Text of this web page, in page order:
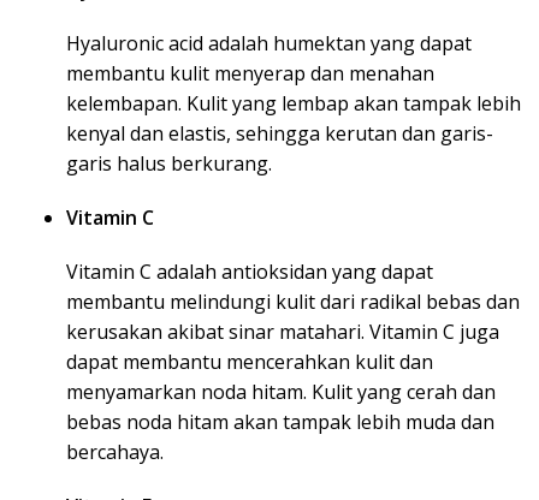
Hyaluronic acid adalah humektan yang dapat
membantu kulit menyerap dan menahan
kelembapan. Kulit yang lembap akan tampak lebih
kenyal dan elastis, sehingga kerutan dan garis-
garis halus berkurang.
Vitamin C
Vitamin C adalah antioksidan yang dapat
membantu melindungi kulit dari radikal bebas dan
kerusakan akibat sinar matahari. Vitamin C juga
dapat membantu mencerahkan kulit dan
menyamarkan noda hitam. Kulit yang cerah dan
bebas noda hitam akan tampak lebih muda dan
bercahaya.